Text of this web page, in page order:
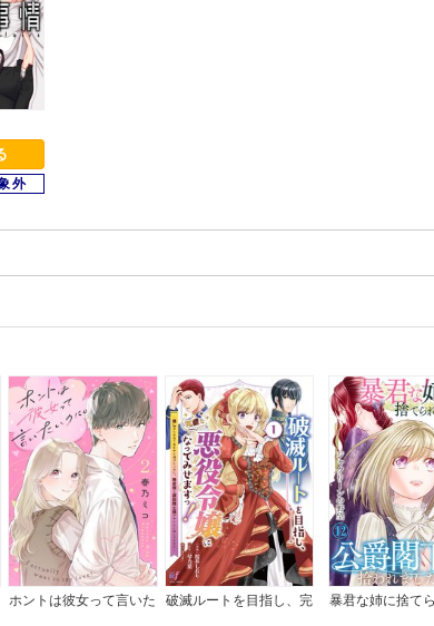
ホントは彼女って言いた
破滅ルートを目指し、完
暴君な姉に捨て